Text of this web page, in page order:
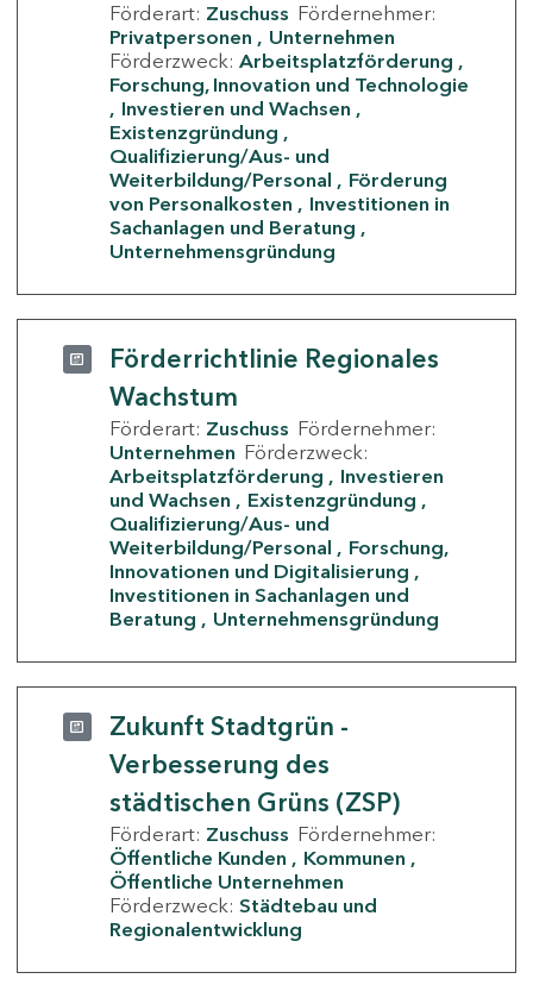
Förderart: Zuschuss Fördernehmer:
Privatpersonen
Unternehmen
Förderzweck: Arbeitsplatzförderung
Forschung, Innovation und Technologie
Investieren und Wachsen
Existenzgründung
Qualifizierung/Aus- und
Weiterbildung/Personal
Förderung
von Personalkosten
Investitionen in
Sachanlagen und Beratung
Unternehmensgründung
Förderrichtlinie Regionales
Wachstum
Förderart: Zuschuss Fördernehmer:
Unternehmen Förderzweck:
Arbeitsplatzförderung
Investieren
und Wachsen
Existenzgründung
Qualifizierung/Aus- und
Weiterbildung/Personal
Forschung,
Innovationen und Digitalisierung
Investitionen in Sachanlagen und
Beratung
Unternehmensgründung
Zukunft Stadtgrün -
Verbesserung des
städtischen Grüns (ZSP)
Förderart: Zuschuss Fördernehmer:
Öffentliche Kunden
Kommunen
Öffentliche Unternehmen
Förderzweck: Städtebau und
Regionalentwicklung